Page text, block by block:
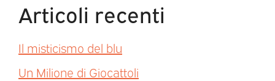
Articoli recenti
Il misticismo del blu
Un Milione di Giocattoli